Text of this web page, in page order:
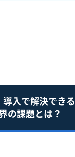
導入で解決できる
の課題とは？